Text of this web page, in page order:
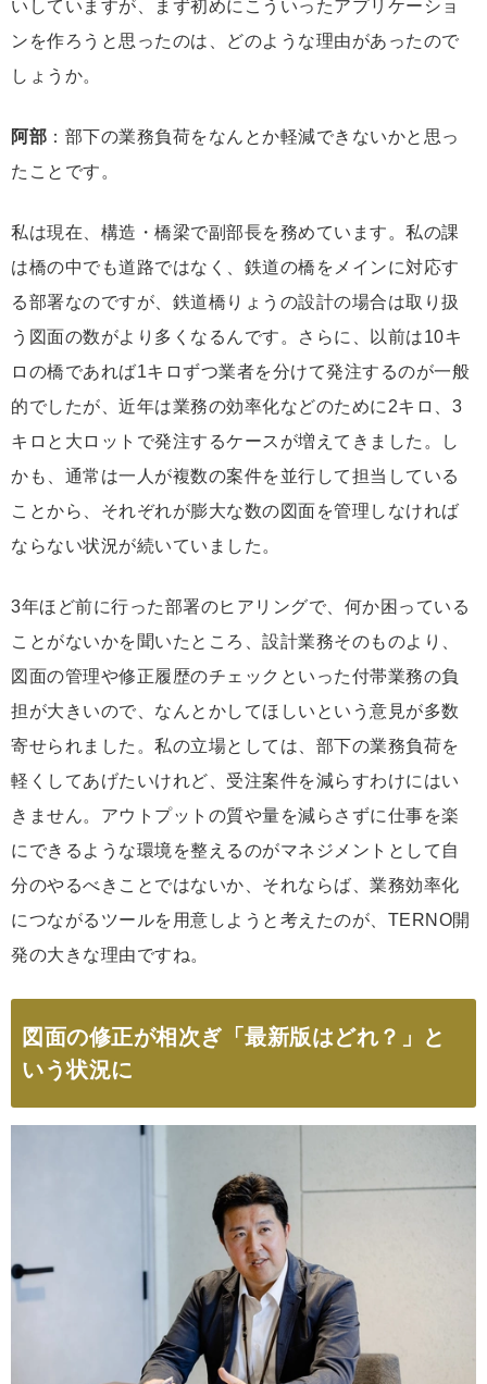
いしていますが、まず初めにこういったアプリケーショ
ンを作ろうと思ったのは、どのような理由があったので
しょうか。
阿部 ：部下の業務負荷をなんとか軽減できないかと思っ
たことです。
私は現在、構造・橋梁で副部長を務めています。私の課
は橋の中でも道路ではなく、鉄道の橋をメインに対応す
る部署なのですが、鉄道橋りょうの設計の場合は取り扱
う図面の数がより多くなるんです。さらに、以前は10キ
ロの橋であれば1キロずつ業者を分けて発注するのが一般
的でしたが、近年は業務の効率化などのために2キロ、3
キロと大ロットで発注するケースが増えてきました。し
かも、通常は一人が複数の案件を並行して担当している
ことから、それぞれが膨大な数の図面を管理しなければ
ならない状況が続いていました。
3年ほど前に行った部署のヒアリングで、何か困っている
ことがないかを聞いたところ、設計業務そのものより、
図面の管理や修正履歴のチェックといった付帯業務の負
担が大きいので、なんとかしてほしいという意見が多数
寄せられました。私の立場としては、部下の業務負荷を
軽くしてあげたいけれど、受注案件を減らすわけにはい
きません。アウトプットの質や量を減らさずに仕事を楽
にできるような環境を整えるのがマネジメントとして自
分のやるべきことではないか、それならば、業務効率化
につながるツールを用意しようと考えたのが、TERNO開
発の大きな理由ですね。
図面の修正が相次ぎ「最新版はどれ？」と
いう状況に